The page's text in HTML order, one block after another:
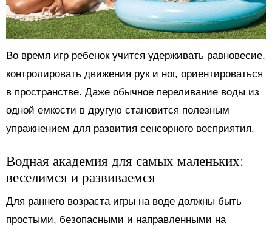
Во время игр ребенок учится удерживать равновесие,
контролировать движения рук и ног, ориентироваться
в пространстве. Даже обычное переливание воды из
одной емкости в другую становится полезным
упражнением для развития сенсорного восприятия.
Водная академия для самых маленьких:
веселимся и развиваемся
Для раннего возраста игры на воде должны быть
простыми, безопасными и направленными на